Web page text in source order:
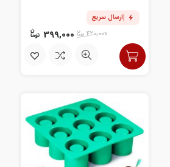
ارسال سریع
420,000
399,000